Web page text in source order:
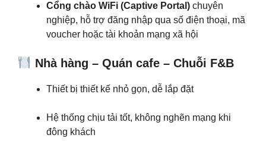
Cổng chào WiFi (Captive Portal) chuyên
nghiệp, hỗ trợ đăng nhập qua số điện thoại, mã
voucher hoặc tài khoản mạng xã hội
Nhà hàng – Quán cafe – Chuỗi F&B
Thiết bị thiết kế nhỏ gọn, dễ lắp đặt
Hệ thống chịu tải tốt, không nghẽn mạng khi
đông khách